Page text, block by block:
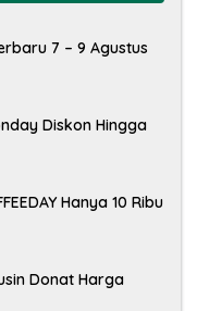
7 – 9 Agustus
Diskon Hingga
Hanya 10 Ribu
Donat Harga